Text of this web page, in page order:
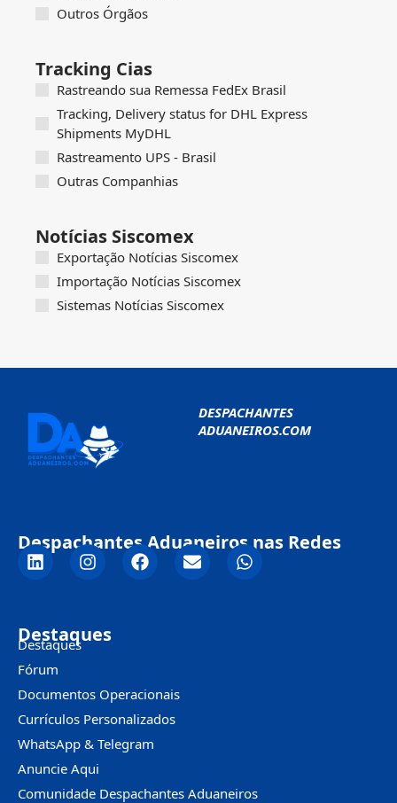
Outros Órgãos
Tracking Cias
Rastreando sua Remessa FedEx Brasil
Tracking, Delivery status for DHL Express
Shipments MyDHL
Rastreamento UPS - Brasil
Outras Companhias
Notícias Siscomex
Exportação Notícias Siscomex
Importação Notícias Siscomex
Sistemas Notícias Siscomex
DESPACHANTES
ADUANEIROS.COM
Despachantes Aduaneiros nas Redes
Destaques
Destaques
Fórum
Documentos Operacionais
Currículos Personalizados
WhatsApp & Telegram
Anuncie Aqui
Comunidade Despachantes Aduaneiros